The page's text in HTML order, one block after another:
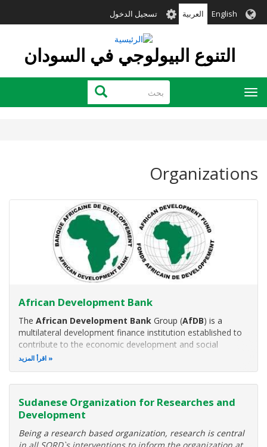
إلى
English العربية User
account
menu
تسجيل الدخول
التنوع البيولوجي في السودان
بحث بحث
Toggle
navigation
Organizations
African Development Bank
The African Development Bank Group (AfDB) is a
multilateral development finance institution established to
contribute to the economic development and social
progress of African countries.
اقرأ المزيد
Sudanese Organization for Researches and
Development
Being a research based organization, research is central